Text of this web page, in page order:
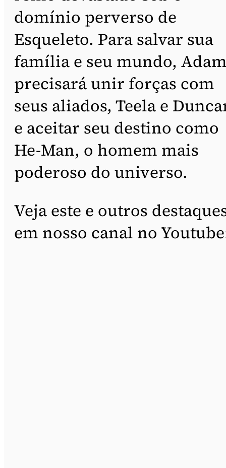
domínio perverso de
Esqueleto. Para salvar sua
família e seu mundo,
precisará unir forças com
seus aliados, Teela e
e aceitar seu destino como
He-Man, o homem mais
poderoso do universo.
Veja este e outros
em nosso canal no